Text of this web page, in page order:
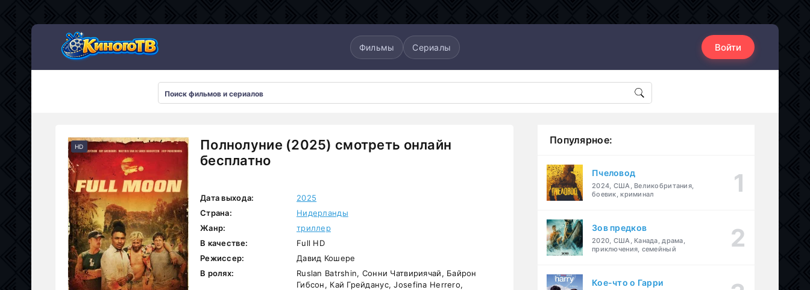
Фильмы Сериалы Войти
Полнолуние (2025) смотреть онлайн
бесплатно
HD
Дата выхода:
2025
Страна:
Нидерланды
Жанр:
триллер
В качестве:
Full HD
Режиссер:
Давид Кошере
В ролях:
Ruslan Batrshin, Сонни Чатвириячай, Байрон
Гибсон, Кай Грейданус, Josefina Herrero,
Популярное:
Пчеловод
2024, США, Великобритания,
боевик, криминал
Зов предков
2020, США, Канада, драма,
приключения, семейный
Кое-что о Гарри